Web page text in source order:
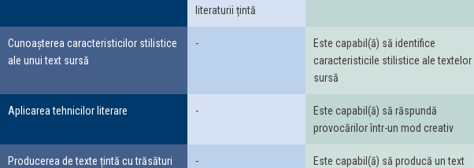
literaturii țintă
Cunoașterea caracteristicilor stilistice
ale unui text sursă
-
Este capabil(ă) să identifice
caracteristicile stilistice ale textelor
sursă
Aplicarea tehnicilor literare -
Este capabil(ă) să răspundă
provocărilor într-un mod creativ
Producerea de texte țintă cu trăsături
-
Este capabil(ă) să producă un text